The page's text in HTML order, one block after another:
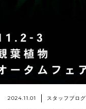
2024.11.01 スタッフブログ